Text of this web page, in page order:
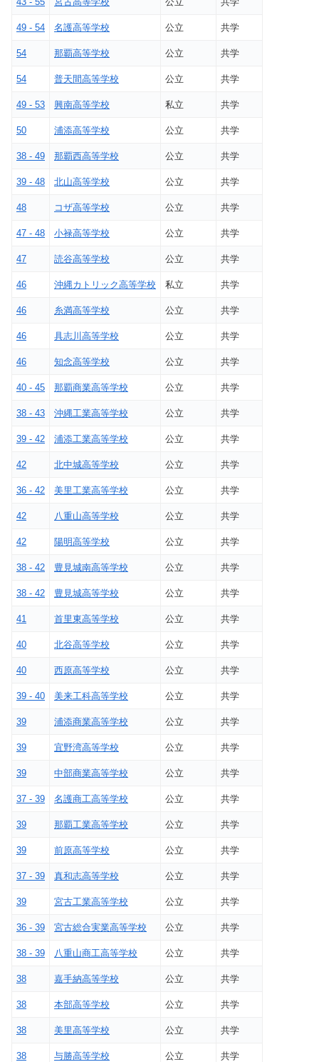
49 - 54 名護高等学校 公立 共学
54 那覇高等学校 公立 共学
54 普天間高等学校 公立 共学
49 - 53 興南高等学校 私立 共学
50 浦添高等学校 公立 共学
38 - 49 那覇西高等学校 公立 共学
39 - 48 北山高等学校 公立 共学
48 コザ高等学校 公立 共学
47 - 48 小禄高等学校 公立 共学
47 読谷高等学校 公立 共学
46 沖縄カトリック高等学校 私立 共学
46 糸満高等学校 公立 共学
46 具志川高等学校 公立 共学
46 知念高等学校 公立 共学
40 - 45 那覇商業高等学校 公立 共学
38 - 43 沖縄工業高等学校 公立 共学
39 - 42 浦添工業高等学校 公立 共学
42 北中城高等学校 公立 共学
36 - 42 美里工業高等学校 公立 共学
42 八重山高等学校 公立 共学
42 陽明高等学校 公立 共学
38 - 42 豊見城南高等学校 公立 共学
38 - 42 豊見城高等学校 公立 共学
41 首里東高等学校 公立 共学
40 北谷高等学校 公立 共学
40 西原高等学校 公立 共学
39 - 40 美来工科高等学校 公立 共学
39 浦添商業高等学校 公立 共学
39 宜野湾高等学校 公立 共学
39 中部商業高等学校 公立 共学
37 - 39 名護商工高等学校 公立 共学
39 那覇工業高等学校 公立 共学
39 前原高等学校 公立 共学
37 - 39 真和志高等学校 公立 共学
39 宮古工業高等学校 公立 共学
36 - 39 宮古総合実業高等学校 公立 共学
38 - 39 八重山商工高等学校 公立 共学
38 嘉手納高等学校 公立 共学
38 本部高等学校 公立 共学
38 美里高等学校 公立 共学
38 与勝高等学校 公立 共学